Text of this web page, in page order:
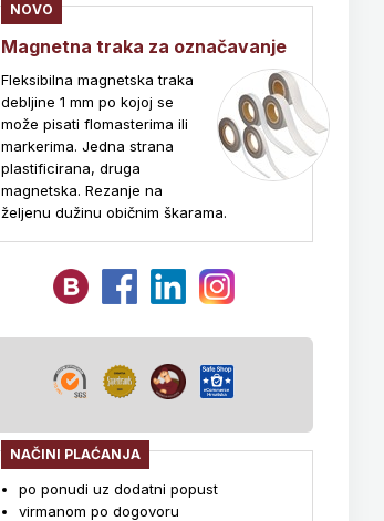
NOVO
Magnetna traka za označavanje
Fleksibilna magnetska traka
debljine 1 mm po kojoj se
može pisati flomasterima ili
markerima. Jedna strana
plastificirana, druga
magnetska. Rezanje na
željenu dužinu običnim škarama.
NAČINI PLAĆANJA
po ponudi uz dodatni popust
virmanom po dogovoru